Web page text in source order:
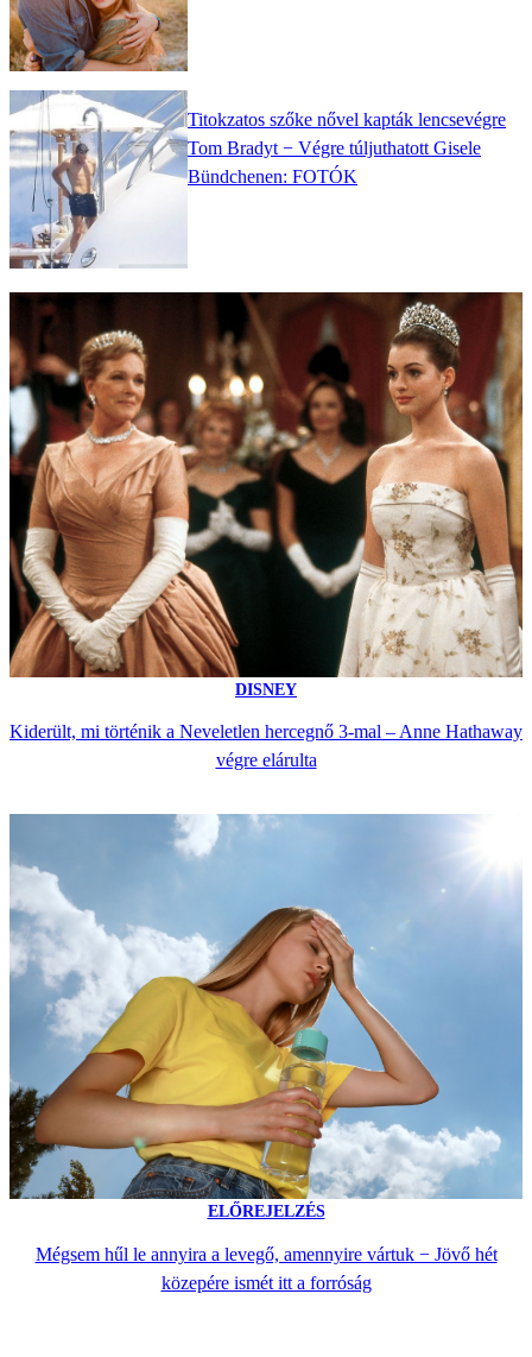
Titokzatos szőke nővel kapták lencsevégre
Tom Bradyt − Végre túljuthatott Gisele
Bündchenen: FOTÓK
DISNEY
Kiderült, mi történik a Neveletlen hercegnő 3-mal – Anne Hathaway
végre elárulta
ELŐREJELZÉS
Mégsem hűl le annyira a levegő, amennyire vártuk − Jövő hét
közepére ismét itt a forróság